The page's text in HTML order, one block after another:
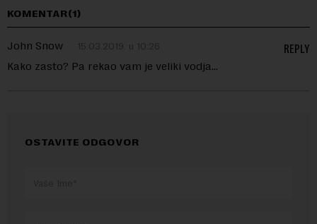
KOMENTAR(1)
John Snow 15.03.2019. u 10:26
Kako zasto? Pa rekao vam je veliki vodja…
REPLY
OSTAVITE ODGOVOR